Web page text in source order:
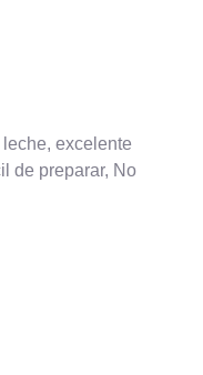
excelente
de preparar, No